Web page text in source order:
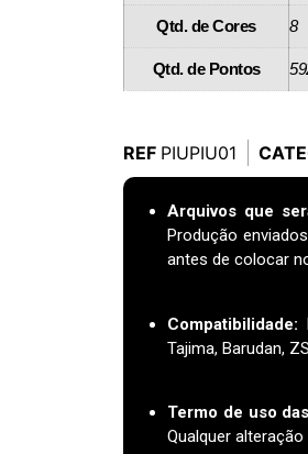
Qtd. de Cores 8
Qtd. de Pontos
REF PIUPIU01
Arquivos que
Produção
antes de colocar
Compatibilidade:
Tajima, Barudan,
Termo de uso
Qualquer